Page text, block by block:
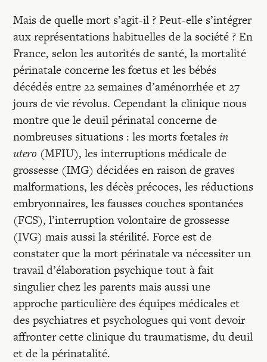
Mais de quelle mort s’agit-il ? Peut-elle s’intégrer
aux représentations habituelles de la société ? En
France, selon les autorités de santé, la mortalité
périnatale concerne les fœtus et les bébés
décédés entre 22 semaines d’aménorrhée et 27
jours de vie révolus. Cependant la clinique nous
montre que le deuil périnatal concerne de
nombreuses situations : les morts fœtalesin
utero (MFIU), les interruptions médicale de
grossesse (IMG) décidées en raison de graves
malformations, les décès précoces, les réductions
embryonnaires, les fausses couches spontanées
(FCS), l’interruption volontaire de grossesse
(IVG) mais aussi la stérilité. Force est de
constater que la mort périnatale va nécessiter un
travail d’élaboration psychique tout à fait
singulier chez les parents mais aussi une
approche particulière des équipes médicales et
des psychiatres et psychologues qui vont devoir
affronter cette clinique du traumatisme, du deuil
et de la périnatalité.